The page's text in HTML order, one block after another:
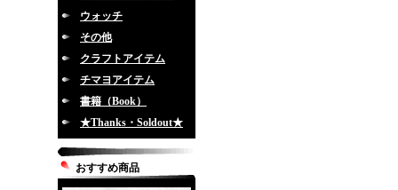
ウォッチ
その他
クラフトアイテム
チマヨアイテム
書籍（Book）
★Thanks・Soldout★
おすすめ商品